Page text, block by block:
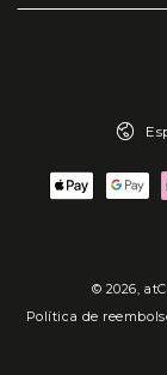
el
© 2026,
Política de
Métodos